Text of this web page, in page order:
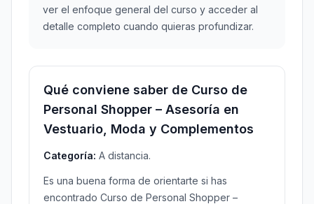
ver el enfoque general del curso y acceder al
detalle completo cuando quieras profundizar.
Qué conviene saber de Curso de
Personal Shopper – Asesoría en
Vestuario, Moda y Complementos
Categoría: A distancia.
Es una buena forma de orientarte si has
encontrado Curso de Personal Shopper –